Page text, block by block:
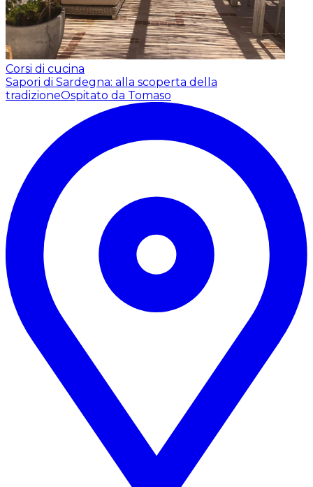
Corsi di cucina
Sapori di Sardegna: alla scoperta della
tradizioneOspitato da Tomaso